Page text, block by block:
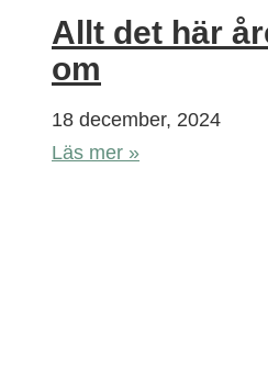
Allt det här
om
18 december, 2024
Läs mer »